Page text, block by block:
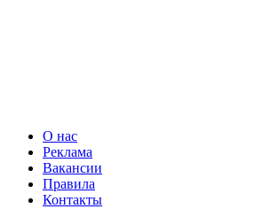
О нас
Реклама
Вакансии
Правила
Контакты